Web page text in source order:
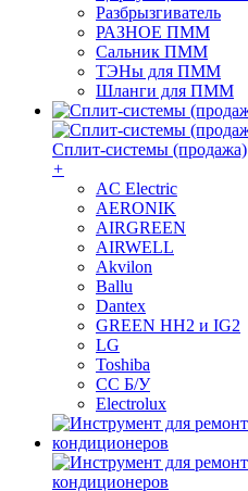
Разбрызгиватель
РАЗНОЕ ПММ
Сальник ПММ
ТЭНы для ПММ
Шланги для ПММ
Сплит-системы (продажа)
+
AC Electric
AERONIK
AIRGREEN
AIRWELL
Akvilon
Ballu
Dantex
GREEN HH2 и IG2
LG
Toshiba
СС Б/У
Electrolux